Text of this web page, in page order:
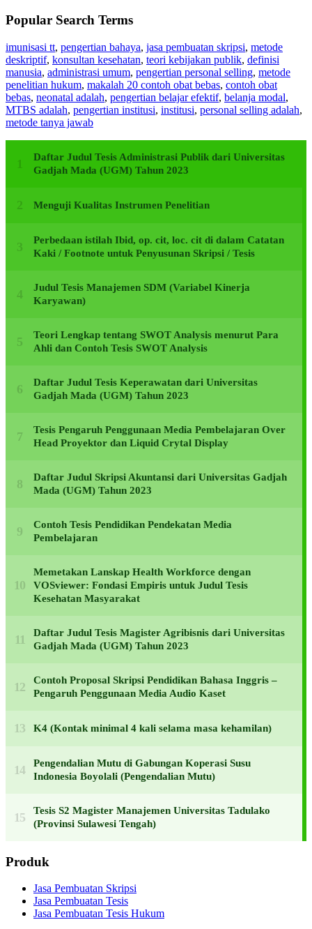
Popular Search Terms
imunisasi tt, pengertian bahaya, jasa pembuatan skripsi, metode
deskriptif, konsultan kesehatan, teori kebijakan publik, definisi
manusia, administrasi umum, pengertian personal selling, metode
penelitian hukum, makalah 20 contoh obat bebas, contoh obat
bebas, neonatal adalah, pengertian belajar efektif, belanja modal,
MTBS adalah, pengertian institusi, institusi, personal selling adalah,
metode tanya jawab
Daftar Judul Tesis Administrasi Publik dari Universitas
Gadjah Mada (UGM) Tahun 2023
Menguji Kualitas Instrumen Penelitian
Perbedaan istilah Ibid, op. cit, loc. cit di dalam Catatan
Kaki / Footnote untuk Penyusunan Skripsi / Tesis
Judul Tesis Manajemen SDM (Variabel Kinerja
Karyawan)
Teori Lengkap tentang SWOT Analysis menurut Para
Ahli dan Contoh Tesis SWOT Analysis
Daftar Judul Tesis Keperawatan dari Universitas
Gadjah Mada (UGM) Tahun 2023
Tesis Pengaruh Penggunaan Media Pembelajaran Over
Head Proyektor dan Liquid Crytal Display
Daftar Judul Skripsi Akuntansi dari Universitas Gadjah
Mada (UGM) Tahun 2023
Contoh Tesis Pendidikan Pendekatan Media
Pembelajaran
Memetakan Lanskap Health Workforce dengan
VOSviewer: Fondasi Empiris untuk Judul Tesis
Kesehatan Masyarakat
Daftar Judul Tesis Magister Agribisnis dari Universitas
Gadjah Mada (UGM) Tahun 2023
Contoh Proposal Skripsi Pendidikan Bahasa Inggris –
Pengaruh Penggunaan Media Audio Kaset
K4 (Kontak minimal 4 kali selama masa kehamilan)
Pengendalian Mutu di Gabungan Koperasi Susu
Indonesia Boyolali (Pengendalian Mutu)
Tesis S2 Magister Manajemen Universitas Tadulako
(Provinsi Sulawesi Tengah)
Produk
Jasa Pembuatan Skripsi
Jasa Pembuatan Tesis
Jasa Pembuatan Tesis Hukum